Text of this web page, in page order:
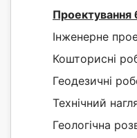
Проектування
Інженерне
Кошторисні
Геодезичні
Технічний
Геологічна